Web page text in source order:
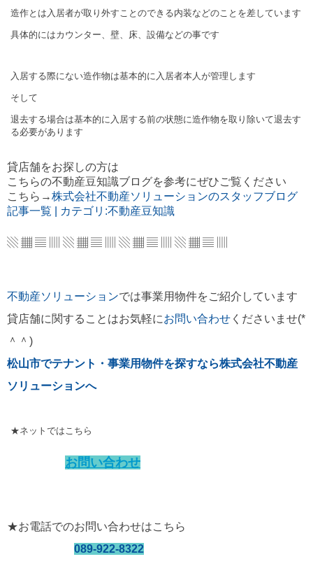
造作とは入居者が取り外すことのできる内装などのことを差しています
具体的にはカウンター、壁、床、設備などの事です
入居する際にない造作物は基本的に入居者本人が管理します
そして
退去する場合は基本的に入居する前の状態に造作物を取り除いて退去す
る必要があります
貸店舗をお探しの方は
こちらの不動産豆知識ブログを参考にぜひご覧ください
こちら→株式会社不動産ソリューションのスタッフブログ
記事一覧 | カテゴリ:不動産豆知識
▧ ▦ ▤ ▥ ▧ ▦ ▤ ▥ ▧ ▦ ▤ ▥ ▧ ▦ ▤ ▥
不動産ソリューションでは事業用物件をご紹介しています
貸店舗に関することはお気軽にお問い合わせ くださいませ(*
＾＾)
松山市でテナント・事業用物件を探すなら株式会社不動産
ソリューションへ
★ネットではこちら
お問い合わせ
★お電話でのお問い合わせはこちら
089-922-8322